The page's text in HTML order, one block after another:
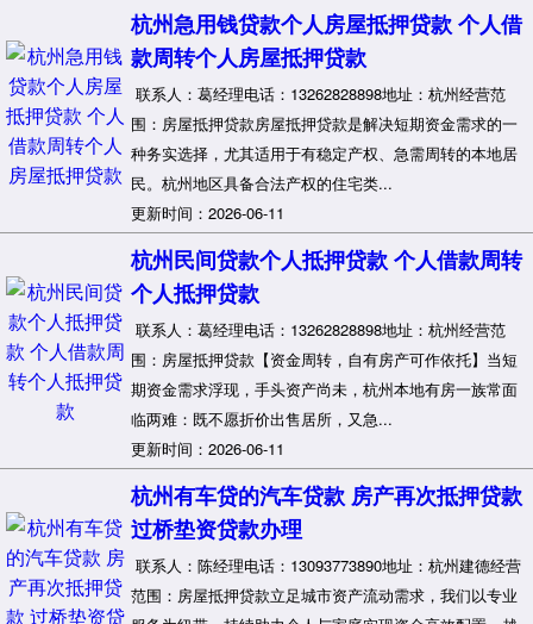
杭州急用钱贷款个人房屋抵押贷款 个人借
款周转个人房屋抵押贷款
联系人：葛经理电话：13262828898地址：杭州经营范
围：房屋抵押贷款房屋抵押贷款是解决短期资金需求的一
种务实选择，尤其适用于有稳定产权、急需周转的本地居
民。杭州地区具备合法产权的住宅类...
更新时间：2026-06-11
杭州民间贷款个人抵押贷款 个人借款周转
个人抵押贷款
联系人：葛经理电话：13262828898地址：杭州经营范
围：房屋抵押贷款【资金周转，自有房产可作依托】当短
期资金需求浮现，手头资产尚未，杭州本地有房一族常面
临两难：既不愿折价出售居所，又急...
更新时间：2026-06-11
杭州有车贷的汽车贷款 房产再次抵押贷款
过桥垫资贷款办理
联系人：陈经理电话：13093773890地址：杭州建德经营
范围：房屋抵押贷款立足城市资产流动需求，我们以专业